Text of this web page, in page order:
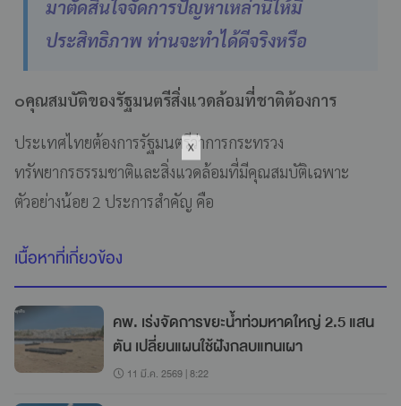
มาตัดสินใจจัดการปัญหาเหล่านี้ให้มี
ประสิทธิภาพ ท่านจะทำได้ดีจริงหรือ
๐คุณสมบัติของรัฐมนตรีสิ่งแวดล้อมที่ชาติต้องการ
ประเทศไทยต้องการรัฐมนตรีว่าการกระทรวง
ทรัพยากรธรรมชาติและสิ่งแวดล้อมที่มีคุณสมบัติเฉพาะ
ตัวอย่างน้อย 2 ประการสำคัญ คือ
เนื้อหาที่เกี่ยวข้อง
คพ. เร่งจัดการขยะน้ำท่วมหาดใหญ่ 2.5 แสน
ตัน เปลี่ยนแผนใช้ฝังกลบแทนเผา
11 มี.ค. 2569 | 8:22